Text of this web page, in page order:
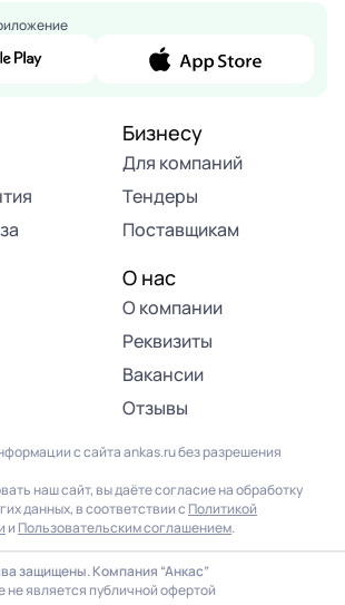
Бизнесу
Для компаний
Тендеры
Поставщикам
О нас
О компании
Реквизиты
Вакансии
Отзывы
с сайта ankas.ru без разрешения
наш сайт, вы даёте согласие на обработку
данных, в соответствии с Политикой
и Пользовательским соглашением.
защищены. Компания “Анкас”
является публичной офертой